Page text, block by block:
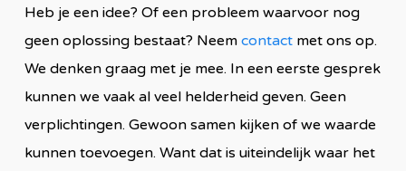
Heb je een idee? Of een probleem waarvoor nog
geen oplossing bestaat? Neem contactmet ons op.
We denken graag met je mee. In een eerste gesprek
kunnen we vaak al veel helderheid geven. Geen
verplichtingen. Gewoon samen kijken of we waarde
kunnen toevoegen. Want dat is uiteindelijk waar het